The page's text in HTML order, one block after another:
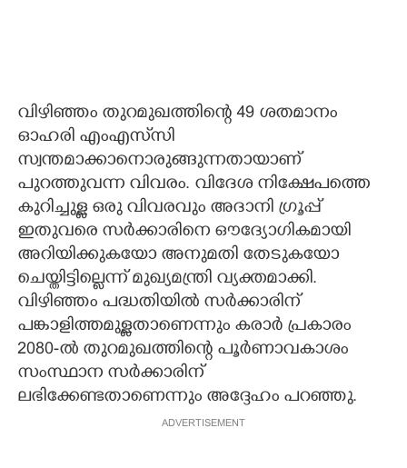
വിഴിഞ്ഞം തുറമുഖത്തിന്റെ 49 ശതമാനം
ഓഹരി എംഎസ്‌സി
സ്വന്തമാക്കാനൊരുങ്ങുന്നതായാണ്
പുറത്തുവന്ന വിവരം. വിദേശ നിക്ഷേപത്തെ
കുറിച്ചുള്ള ഒരു വിവരവും അദാനി ഗ്രൂപ്പ്
ഇതുവരെ സർക്കാരിനെ ഔദ്യോഗികമായി
അറിയിക്കുകയോ അനുമതി തേടുകയോ
ചെയ്തിട്ടില്ലെന്ന് മുഖ്യമന്ത്രി വ്യക്തമാക്കി.
വിഴിഞ്ഞം പദ്ധതിയിൽ സർക്കാരിന്
പങ്കാളിത്തമുള്ളതാണെന്നും കരാർ പ്രകാരം
2080-ൽ തുറമുഖത്തിന്റെ പൂർണാവകാശം
സംസ്ഥാന സർക്കാരിന്
ലഭിക്കേണ്ടതാണെന്നും അദ്ദേഹം പറഞ്ഞു.
ADVERTISEMENT